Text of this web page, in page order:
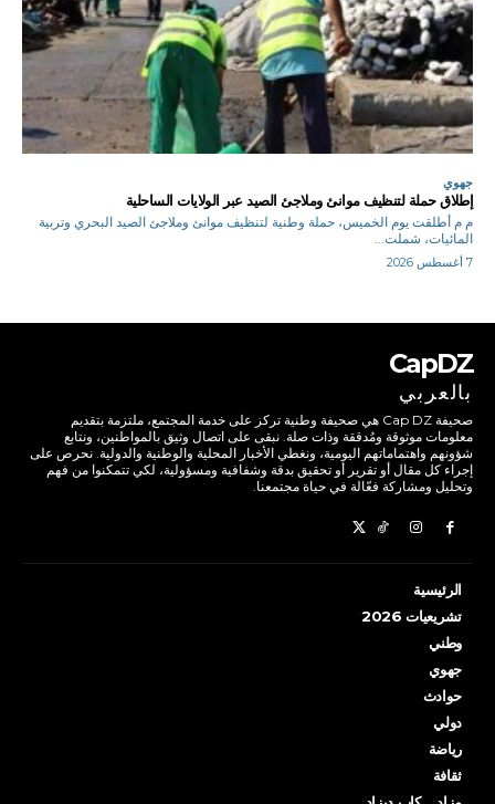
جهوي
إطلاق حملة لتنظيف موانئ وملاجئ الصيد عبر الولايات الساحلية
م م أطلقت يوم الخميس، حملة وطنية لتنظيف موانئ وملاجئ الصيد البحري وتربية
المائيات، شملت...
7 أغسطس 2026
CapDZ
بالعربي
صحيفة Cap DZ هي صحيفة وطنية تركز على خدمة المجتمع، ملتزمة بتقديم
معلومات موثوقة ومُدققة وذات صلة. نبقى على اتصال وثيق بالمواطنين، ونتابع
شؤونهم واهتماماتهم اليومية، ونغطي الأخبار المحلية والوطنية والدولية. نحرص على
إجراء كل مقال أو تقرير أو تحقيق بدقة وشفافية ومسؤولية، لكي تتمكنوا من فهم
وتحليل ومشاركة فعّالة في حياة مجتمعنا.
الرئيسية
تشريعيات 2026
وطني
جهوي
حوادث
دولي
رياضة
ثقافة